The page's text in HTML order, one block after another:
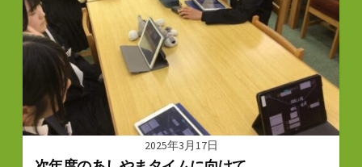
ー
2025年3月17日